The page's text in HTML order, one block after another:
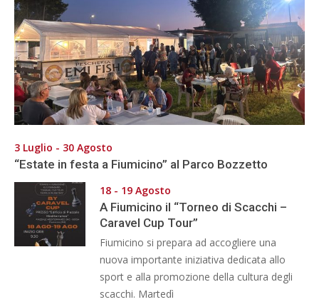
3 Luglio - 30 Agosto
“Estate in festa a Fiumicino” al Parco Bozzetto
18 - 19 Agosto
A Fiumicino il “Torneo di Scacchi –
Caravel Cup Tour”
Fiumicino si prepara ad accogliere una
nuova importante iniziativa dedicata allo
sport e alla promozione della cultura degli
scacchi. Martedì